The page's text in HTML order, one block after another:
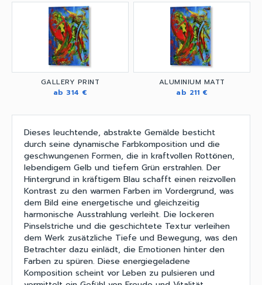
GALLERY PRINT
ab 314 €
ALUMINIUM MATT
ab 211 €
Dieses leuchtende, abstrakte Gemälde besticht
durch seine dynamische Farbkomposition und die
geschwungenen Formen, die in kraftvollen Rottönen,
lebendigem Gelb und tiefem Grün erstrahlen. Der
Hintergrund in kräftigem Blau schafft einen reizvollen
Kontrast zu den warmen Farben im Vordergrund, was
dem Bild eine energetische und gleichzeitig
harmonische Ausstrahlung verleiht. Die lockeren
Pinselstriche und die geschichtete Textur verleihen
dem Werk zusätzliche Tiefe und Bewegung, was den
Betrachter dazu einlädt, die Emotionen hinter den
Farben zu spüren. Diese energiegeladene
Komposition scheint vor Leben zu pulsieren und